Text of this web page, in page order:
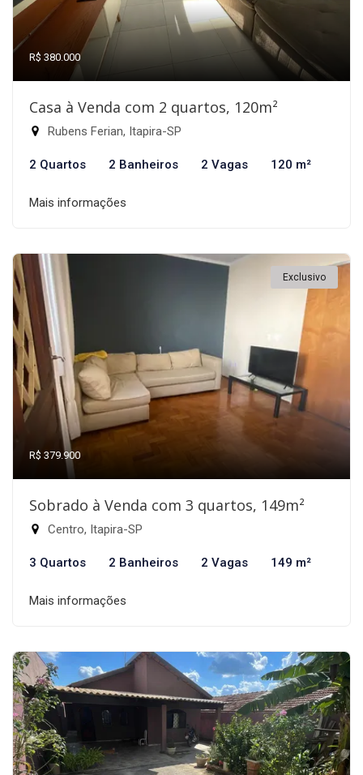
R$ 380.000
Casa à Venda com 2 quartos, 120m²
Rubens Ferian, Itapira-SP
2 Quartos 2 Banheiros 2 Vagas 120 m²
Mais informações
Exclusivo
R$ 379.900
Sobrado à Venda com 3 quartos, 149m²
Centro, Itapira-SP
3 Quartos 2 Banheiros 2 Vagas 149 m²
Mais informações